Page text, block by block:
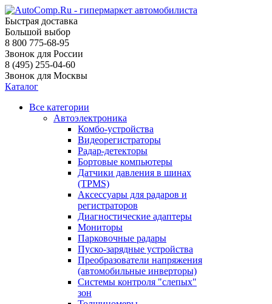
Быстрая доставка
Большой выбор
8 800 775-68-95
Звонок для России
8 (495) 255-04-60
Звонок для Москвы
Каталог
Все категории
Автоэлектроника
Комбо-устройства
Видеорегистраторы
Радар-детекторы
Бортовые компьютеры
Датчики давления в шинах
(TPMS)
Аксессуары для радаров и
регистраторов
Диагностические адаптеры
Мониторы
Парковочные радары
Пуско-зарядные устройства
Преобразователи напряжения
(автомобильные инверторы)
Системы контроля "слепых"
зон